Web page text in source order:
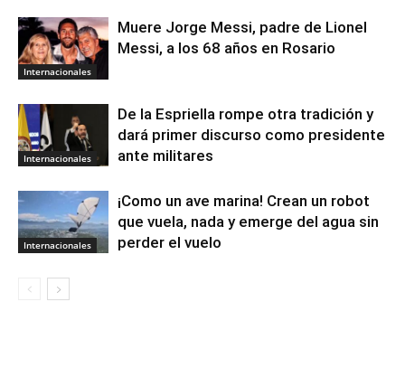
Internacionales
Muere Jorge Messi, padre de Lionel
Messi, a los 68 años en Rosario
Internacionales
De la Espriella rompe otra tradición y
dará primer discurso como presidente
ante militares
Internacionales
¡Como un ave marina! Crean un robot
que vuela, nada y emerge del agua sin
perder el vuelo